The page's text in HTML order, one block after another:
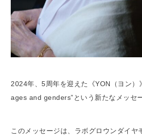
2024年、5周年を迎えた《YON（ヨン）
ages and genders”という新たなメッセ
このメッセージは、ラボグロウンダイヤ